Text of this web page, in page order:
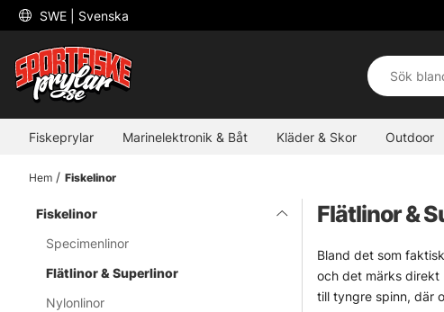
SWE | Svenska
Fiskeprylar Marinelektronik & Båt Kläder & Skor Outdoor
Hem Fiskelinor
Fiskelinor
Specimenlinor
Flätlinor & Superlinor
Nylonlinor
Flätlinor &
Bland det som
och det märks
till tyngre spinn, där